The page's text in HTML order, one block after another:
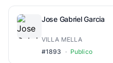
Jose Gabriel Garcia
VILLA MELLA
#1893
· Publico